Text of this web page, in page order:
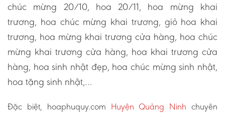
chúc mừng 20/10, hoa 20/11, hoa mừng khai
trương, hoa chúc mừng khai trương, giỏ hoa khai
trương, hoa mừng khai trương cửa hàng, hoa chúc
mừng khai trương cửa hàng, hoa khai trương cửa
hàng, hoa sinh nhật đẹp, hoa chúc mừng sinh nhật,
hoa tặng sinh nhật,…
Đặc biệt, hoaphuquy.com Huyện Quảng Ninh chuyên